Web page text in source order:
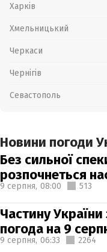
Харків
Хмельницький
Черкаси
Чернігів
Севастополь
Новини погоди
Без сильної
розпочнеться
9 серпня, 08:00 513
Частину
погода на 9
9 серпня, 06:33 2264